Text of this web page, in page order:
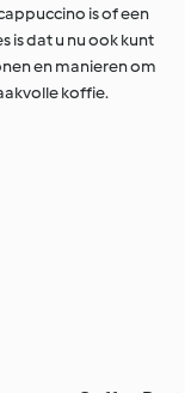
is of een
is dat u nu ook kunt
en manieren om
koffie.